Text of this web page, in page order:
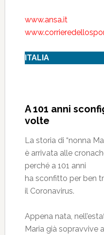
www.ansa.it
ITALIA
A 101 anni
volte
La storia di “nonna
è arrivata alle
perché a 101 anni
ha sconfitto per ben
il Coronavirus.
Appena nata,
Maria già sopravvive